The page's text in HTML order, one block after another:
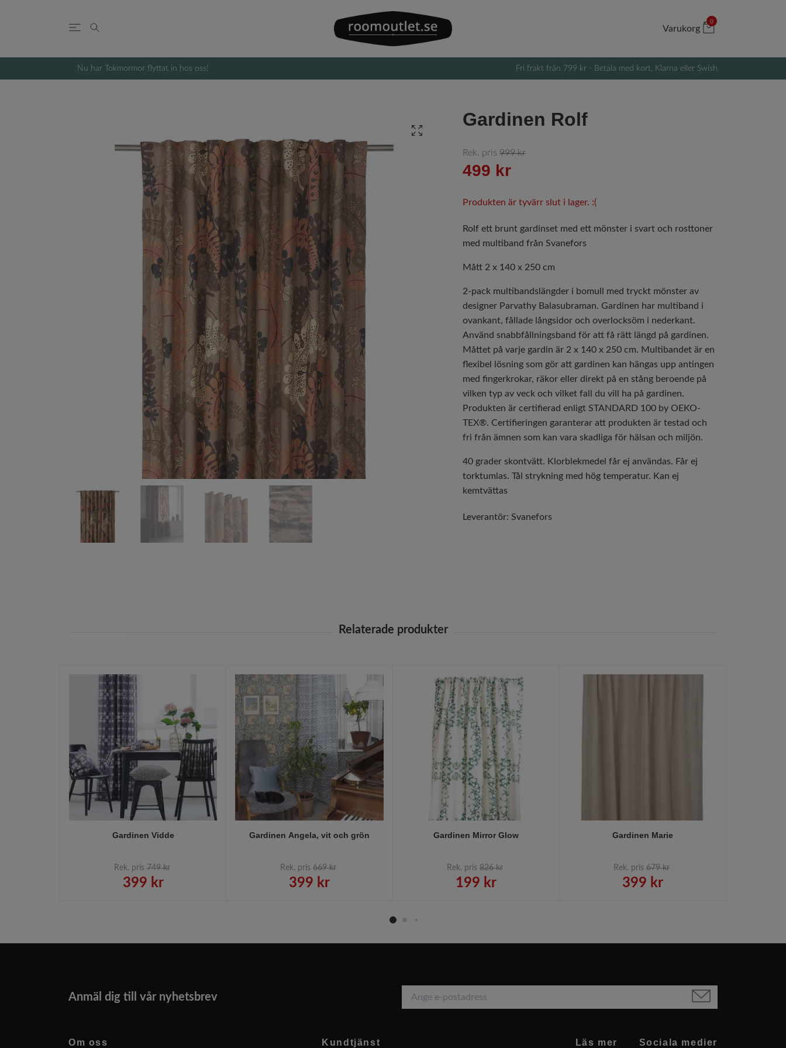
Varukorg
0
Nu har Tokmormor flyttat in hos oss! Fri frakt från 799 kr - Betala med kort, Klarna eller Swish
Gardinen Rolf
Rek. pris 999 kr
499 kr
Produkten är tyvärr slut i lager. :(
Rolf ett brunt gardinset med ett mönster i svart och rosttoner
med multiband från Svanefors
Mått 2 x 140 x 250 cm
2-pack multibandslängder i bomull med tryckt mönster av
designer Parvathy Balasubraman. Gardinen har multiband i
ovankant, fållade långsidor och overlocksöm i nederkant.
Använd snabbfållningsband för att få rätt längd på gardinen.
Måttet på varje gardin är 2 x 140 x 250 cm. Multibandet är en
flexibel lösning som gör att gardinen kan hängas upp antingen
med fingerkrokar, räkor eller direkt på en stång beroende på
vilken typ av veck och vilket fall du vill ha på gardinen.
Produkten är certifierad enligt STANDARD 100 by OEKO-
TEX®. Certifieringen garanterar att produkten är testad och
fri från ämnen som kan vara skadliga för hälsan och miljön.
40 grader skontvätt. Klorblekmedel får ej användas. Får ej
torktumlas. Tål strykning med hög temperatur. Kan ej
kemtvättas
Leverantör: Svanefors
Gardinen Vidde
Rek. pris 749 kr
399 kr
Gardinen Angela, vit och grön
Rek. pris 669 kr
399 kr
Gardinen Mirror Glow
Rek. pris 826 kr
199 kr
Gardinen Marie
Rek. pris 679 kr
399 kr
Anmäl dig till vår nyhetsbrev
Om oss Kundtjänst Läs mer Sociala medier